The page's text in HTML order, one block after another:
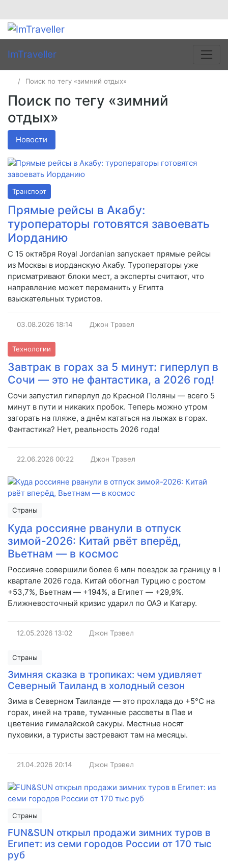
ImTraveller
Поиск по тегу «зимний отдых»
Поиск по тегу «зимний
отдых»
Новости
Транспорт
Прямые рейсы в Акабу:
туроператоры готовятся завоевать
Иорданию
С 15 октября Royal Jordanian запускает прямые рейсы
из Москвы в иорданскую Акабу. Туроператоры уже
присматривают блоки мест, а эксперты считают, что
направление может переманить у Египта
взыскательных туристов.
03.08.2026 18:14 Джон Трэвел
Технологии
Завтрак в горах за 5 минут: гиперлуп в
Сочи — это не фантастика, а 2026 год!
Сочи запустил гиперлуп до Красной Поляны — всего 5
минут в пути и никаких пробок. Теперь можно утром
загорать на пляже, а днём кататься на лыжах в горах.
Фантастика? Нет, реальность 2026 года!
22.06.2026 00:22 Джон Трэвел
Страны
Куда россияне рванули в отпуск
зимой-2026: Китай рвёт вперёд,
Вьетнам — в космос
Россияне совершили более 6 млн поездок за границу в I
квартале 2026 года. Китай обогнал Турцию с ростом
+53,7%, Вьетнам — +194%, а Египет — +29,9%.
Ближневосточный кризис ударил по ОАЭ и Катару.
12.05.2026 13:02 Джон Трэвел
Страны
Зимняя сказка в тропиках: чем удивляет
Северный Таиланд в холодный сезон
Зима в Северном Таиланде — это прохлада до +5°C на
горах, иней на траве, туманные рассветы в Пае и
цветение гималайской сакуры. Местные носят
пуховики, а туристы застревают там на месяцы.
21.04.2026 20:14 Джон Трэвел
Страны
FUN&SUN открыл продажи зимних туров в
Египет: из семи городов России от 170 тыс
руб